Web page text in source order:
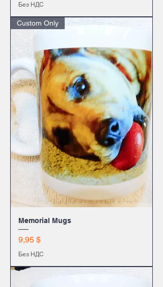
Без НДС
Custom Only
Memorial Mugs
Цена
9,95 $
Без НДС